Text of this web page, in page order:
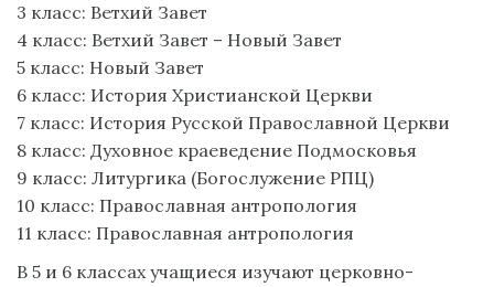
3 класс: Ветхий Завет
4 класс: Ветхий Завет – Новый Завет
5 класс: Новый Завет
6 класс: История Христианской Церкви
7 класс: История Русской Православной Церкви
8 класс: Духовное краеведение Подмосковья
9 класс: Литургика (Богослужение РПЦ)
10 класс: Православная антропология
11 класс: Православная антропология
В 5 и 6 классах учащиеся изучают церковно-